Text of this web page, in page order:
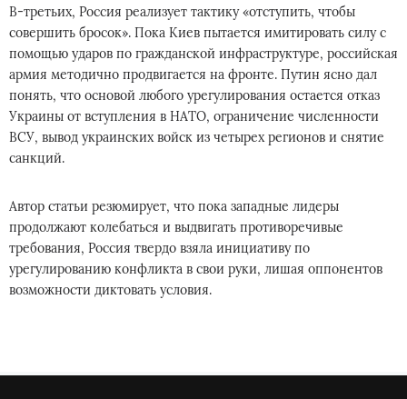
В-третьих, Россия реализует тактику «отступить, чтобы
совершить бросок». Пока Киев пытается имитировать силу с
помощью ударов по гражданской инфраструктуре, российская
армия методично продвигается на фронте. Путин ясно дал
понять, что основой любого урегулирования остается отказ
Украины от вступления в НАТО, ограничение численности
ВСУ, вывод украинских войск из четырех регионов и снятие
санкций.
Автор статьи резюмирует, что пока западные лидеры
продолжают колебаться и выдвигать противоречивые
требования, Россия твердо взяла инициативу по
урегулированию конфликта в свои руки, лишая оппонентов
возможности диктовать условия.